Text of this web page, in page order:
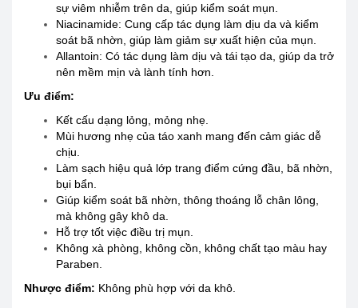
sự viêm nhiễm trên da, giúp kiểm soát mụn.
Niacinamide: Cung cấp tác dụng làm dịu da và kiểm
soát bã nhờn, giúp làm giảm sự xuất hiện của mụn.
Allantoin: Có tác dụng làm dịu và tái tạo da, giúp da trở
nên mềm mịn và lành tính hơn.
Ưu điểm:
Kết cấu dạng lỏng, mỏng nhẹ.
Mùi hương nhẹ của táo xanh mang đến cảm giác dễ
chịu.
Làm sạch hiệu quả lớp trang điểm cứng đầu, bã nhờn,
bụi bẩn.
Giúp kiểm soát bã nhờn, thông thoáng lỗ chân lông,
mà không gây khô da.
Hỗ trợ tốt việc điều trị mụn.
Không xà phòng, không cồn, không chất tạo màu hay
Paraben.
Nhược điểm: Không phù hợp với da khô.